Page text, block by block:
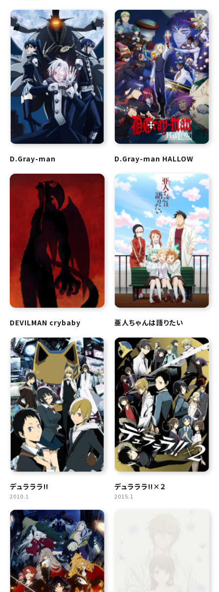
D.Gray-man D.Gray-man HALLOW
DEVILMAN crybaby 亜人ちゃんは語りたい
デュラララ!!
2010.1
デュラララ!!×２
2015.1